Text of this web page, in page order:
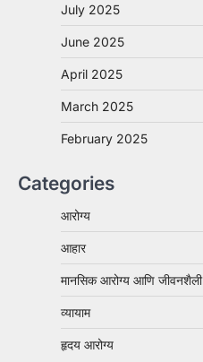
July 2025
June 2025
April 2025
March 2025
February 2025
Categories
आरोग्य
आहार
मानसिक आरोग्य आणि जीवनशैली
व्यायाम
हृदय आरोग्य